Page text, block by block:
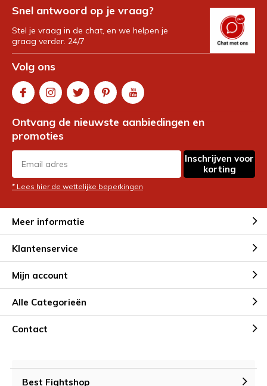
Snel antwoord op je vraag?
Stel je vraag in de chat, en we helpen je
graag verder. 24/7
Volg ons
Ontvang de nieuwste aanbiedingen en
promoties
Inschrijven voor
korting
* Lees hier de wettelijke beperkingen
Meer informatie
Klantenservice
Mijn account
Alle Categorieën
Contact
Best Fightshop